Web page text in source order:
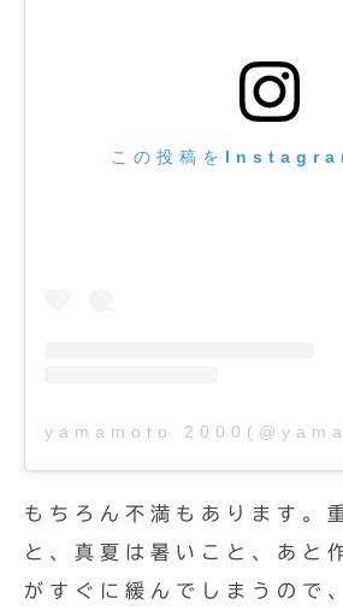
この投稿を
もちろん不満もあります。
と、真夏は暑いこと、あと
がすぐに緩んでしまうので